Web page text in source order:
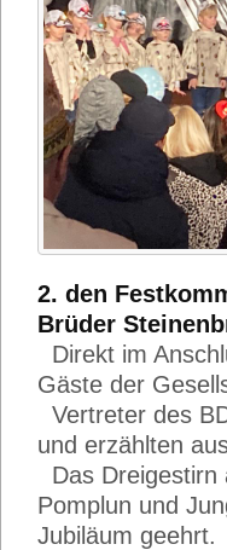
2. den
Brüder
Direkt im
Gäste der
Vertreter des
und erzählten
Das Dreigestirn
Pomplun und
Jubiläum geehrt.